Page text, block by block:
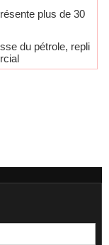
plus de 30
du pétrole, repli